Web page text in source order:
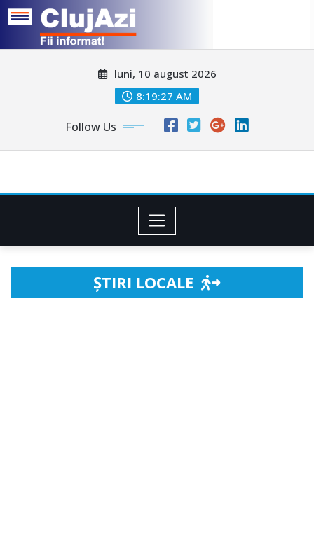
luni, 10 august 2026
8:19:29 AM
Follow Us
ȘTIRI LOCALE